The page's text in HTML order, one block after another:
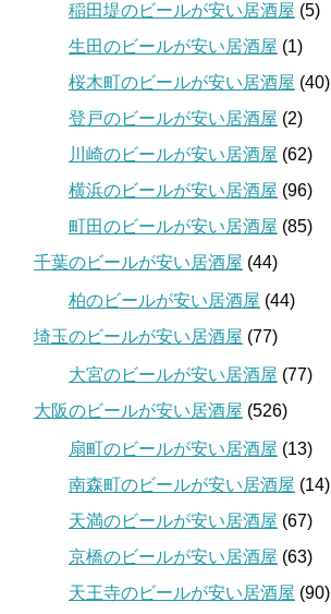
稲田堤のビールが安い居酒屋 (5)
生田のビールが安い居酒屋 (1)
桜木町のビールが安い居酒屋 (40)
登戸のビールが安い居酒屋 (2)
川崎のビールが安い居酒屋 (62)
横浜のビールが安い居酒屋 (96)
町田のビールが安い居酒屋 (85)
千葉のビールが安い居酒屋 (44)
柏のビールが安い居酒屋 (44)
埼玉のビールが安い居酒屋 (77)
大宮のビールが安い居酒屋 (77)
大阪のビールが安い居酒屋 (526)
扇町のビールが安い居酒屋 (13)
南森町のビールが安い居酒屋 (14)
天満のビールが安い居酒屋 (67)
京橋のビールが安い居酒屋 (63)
天王寺のビールが安い居酒屋 (90)